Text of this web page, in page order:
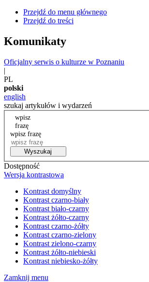
Przejdź do menu głównego
Przejdź do treści
Komunikaty
Oficjalny serwis o kulturze w Poznaniu
|
PL
polski
english
szukaj artykułów i wydarzeń
wpisz
frazę
wpisz frazę
Wyszukaj
Dostępność
Wersja kontrastowa
Kontrast domyślny
Kontrast czarno-biały
Kontrast biało-czarny
Kontrast żółto-czarny
Kontrast czarno-żółty
Kontrast czarno-zielony
Kontrast zielono-czarny
Kontrast żółto-niebieski
Kontrast niebiesko-żółty
Zamknij menu